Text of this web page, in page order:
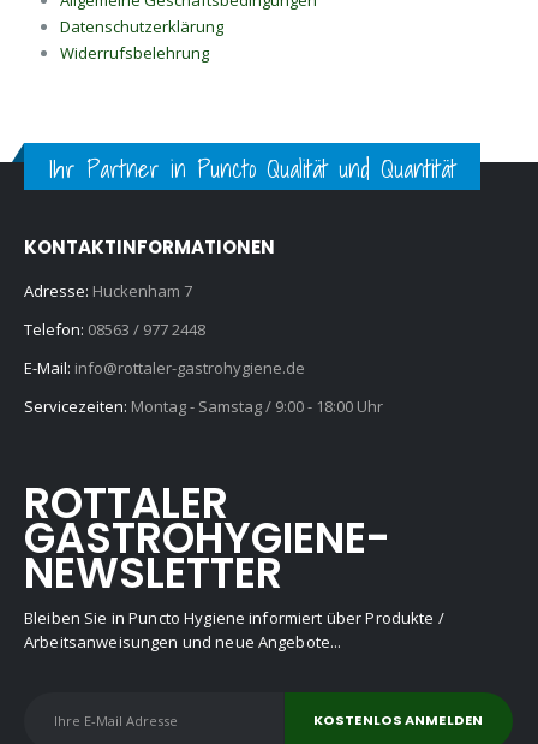
Datenschutzerklärung
Widerrufsbelehrung
Ihr Partner in Puncto Qualität und Quantität
KONTAKTINFORMATIONEN
Adresse: Huckenham 7
Telefon: 08563 / 977 2448
E-Mail: info@rottaler-gastrohygiene.de
Servicezeiten: Montag - Samstag / 9:00 - 18:00 Uhr
ROTTALER
GASTROHYGIENE-
NEWSLETTER
Bleiben Sie in Puncto Hygiene informiert über Produkte /
Arbeitsanweisungen und neue Angebote...